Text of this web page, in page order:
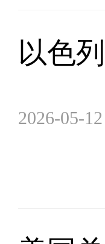
以色
2026-05-12